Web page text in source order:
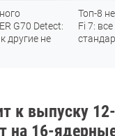
с Wi-
последнего
7
к выпуску
на 16-